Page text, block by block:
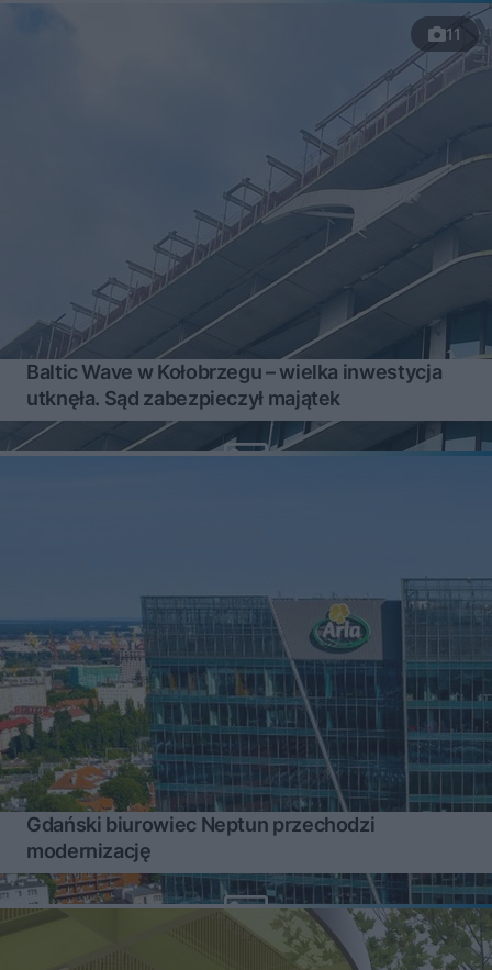
11
Baltic Wave w Kołobrzegu – wielka inwestycja
utknęła. Sąd zabezpieczył majątek
Gdański biurowiec Neptun przechodzi
modernizację